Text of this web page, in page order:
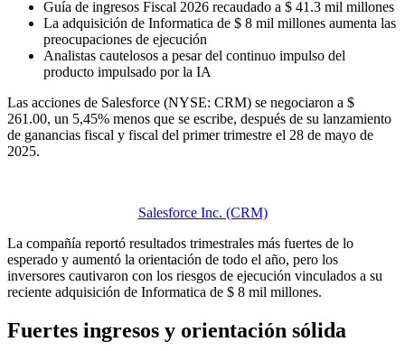
Guía de ingresos Fiscal 2026 recaudado a $ 41.3 mil millones
La adquisición de Informatica de $ 8 mil millones aumenta las
preocupaciones de ejecución
Analistas cautelosos a pesar del continuo impulso del
producto impulsado por la IA
Las acciones de Salesforce (NYSE: CRM) se negociaron a $
261.00, un 5,45% menos que se escribe, después de su lanzamiento
de ganancias fiscal y fiscal del primer trimestre el 28 de mayo de
2025.
Salesforce Inc. (CRM)
La compañía reportó resultados trimestrales más fuertes de lo
esperado y aumentó la orientación de todo el año, pero los
inversores cautivaron con los riesgos de ejecución vinculados a su
reciente adquisición de Informatica de $ 8 mil millones.
Fuertes ingresos y orientación sólida